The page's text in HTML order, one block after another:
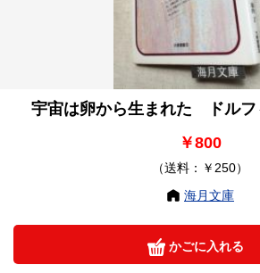
宇宙は卵から生まれた ドルフ
￥800
（送料：￥250）
海月文庫
かごに入れる